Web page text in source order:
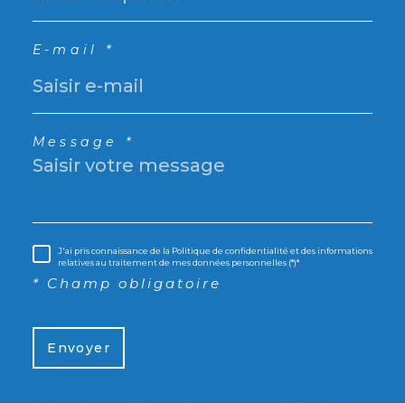
E-mail *
Message *
J'ai pris connaissance de la Politique de confidentialité et des informations
relatives au traitement de mes données personnelles (*)*
* Champ obligatoire
Envoyer